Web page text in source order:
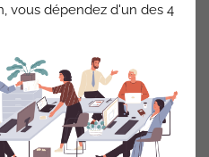
votre avenant télétravail
vous dépendez d'un des 4